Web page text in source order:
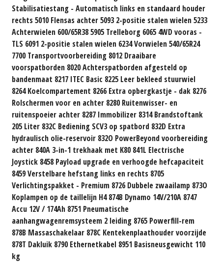
Stabilisatiestang - Automatisch links en standaard houder
rechts 5010 Flensas achter 5093 2-positie stalen wielen 5233
Achterwielen 600/65R38 5905 Trelleborg 6065 4WD vooras -
TLS 6091 2-positie stalen wielen 6234 Vorwielen 540/65R24
7700 Transportvoorbereiding 8012 Draaibare
voorspatborden 8020 Achterspatborden afgesteld op
bandenmaat 8217 ITEC Basic 8225 Leer bekleed stuurwiel
8264 Koelcompartement 8266 Extra opbergkastje - dak 8276
Rolschermen voor en achter 8280 Ruitenwisser- en
ruitenspoeier achter 8287 Immobilizer 8314 Brandstoftank
205 Liter 832C Bediening SCV3 op spatbord 832D Extra
hydraulisch olie-reservoir 832O PowerBeyond voorbereiding
achter 840A 3-in-1 trekhaak met K80 841L Electrische
Joystick 8458 Payload upgrade en verhoogde hefcapaciteit
8459 Verstelbare hefstang links en rechts 8705
Verlichtingspakket - Premium 8726 Dubbele zwaailamp 873O
Koplampen op de taillelijn H4 874B Dynamo 14V/210A 8747
Accu 12V / 174Ah 8751 Pneumatische
aanhangwagenremsysteem 2 leiding 8765 Powerfill-rem
878B Massaschakelaar 878C Kentekenplaathouder voorzijde
878T Dakluik 8790 Ethernetkabel 8951 Basisneusgewicht 110
kg